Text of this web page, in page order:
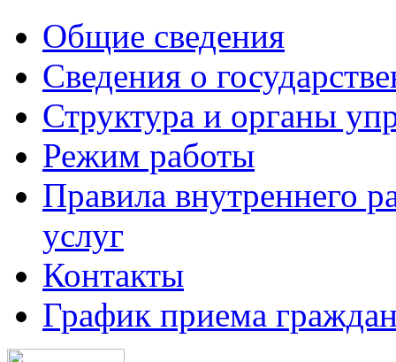
Общие сведения
Сведения о
Структура и органы
Режим работы
Правила внутреннего
услуг
Контакты
График приема